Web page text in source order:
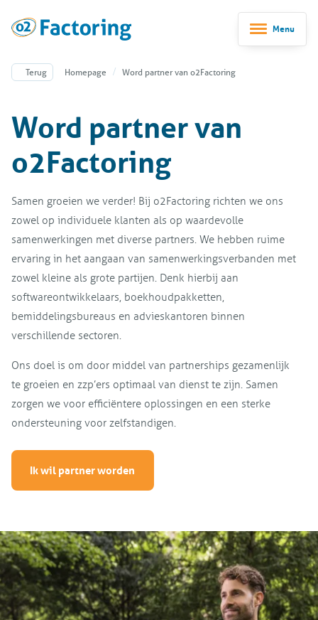
Menu
Terug Homepage Word partner van o2Factoring
Word partner van
o2Factoring
Samen groeien we verder! Bij o2Factoring richten we ons
zowel op individuele klanten als op waardevolle
samenwerkingen met diverse partners. We hebben ruime
ervaring in het aangaan van samenwerkingsverbanden met
zowel kleine als grote partijen. Denk hierbij aan
softwareontwikkelaars, boekhoudpakketten,
bemiddelingsbureaus en advieskantoren binnen
verschillende sectoren.
Ons doel is om door middel van partnerships gezamenlijk
te groeien en zzp’ers optimaal van dienst te zijn. Samen
zorgen we voor efficiëntere oplossingen en een sterke
ondersteuning voor zelfstandigen.
Ik wil partner worden